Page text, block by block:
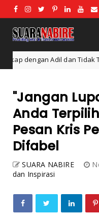
Tidak Tebang Pilih
"Jangan
Anda
Pesan Kris
Difabel
SUARA NABIRE
dan Inspirasi